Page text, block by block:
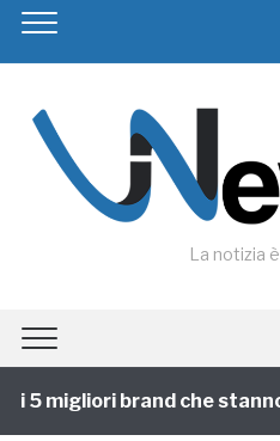
La notizia
migliori brand che stanno